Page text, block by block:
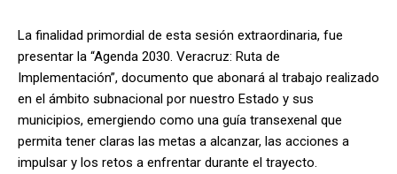
La finalidad primordial de esta sesión extraordinaria, fue
presentar la “Agenda 2030. Veracruz: Ruta de
Implementación”, documento que abonará al trabajo realizado
en el ámbito subnacional por nuestro Estado y sus
municipios, emergiendo como una guía transexenal que
permita tener claras las metas a alcanzar, las acciones a
impulsar y los retos a enfrentar durante el trayecto.